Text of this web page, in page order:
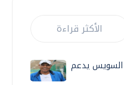
الأكثر قراءة
السويس يدعم